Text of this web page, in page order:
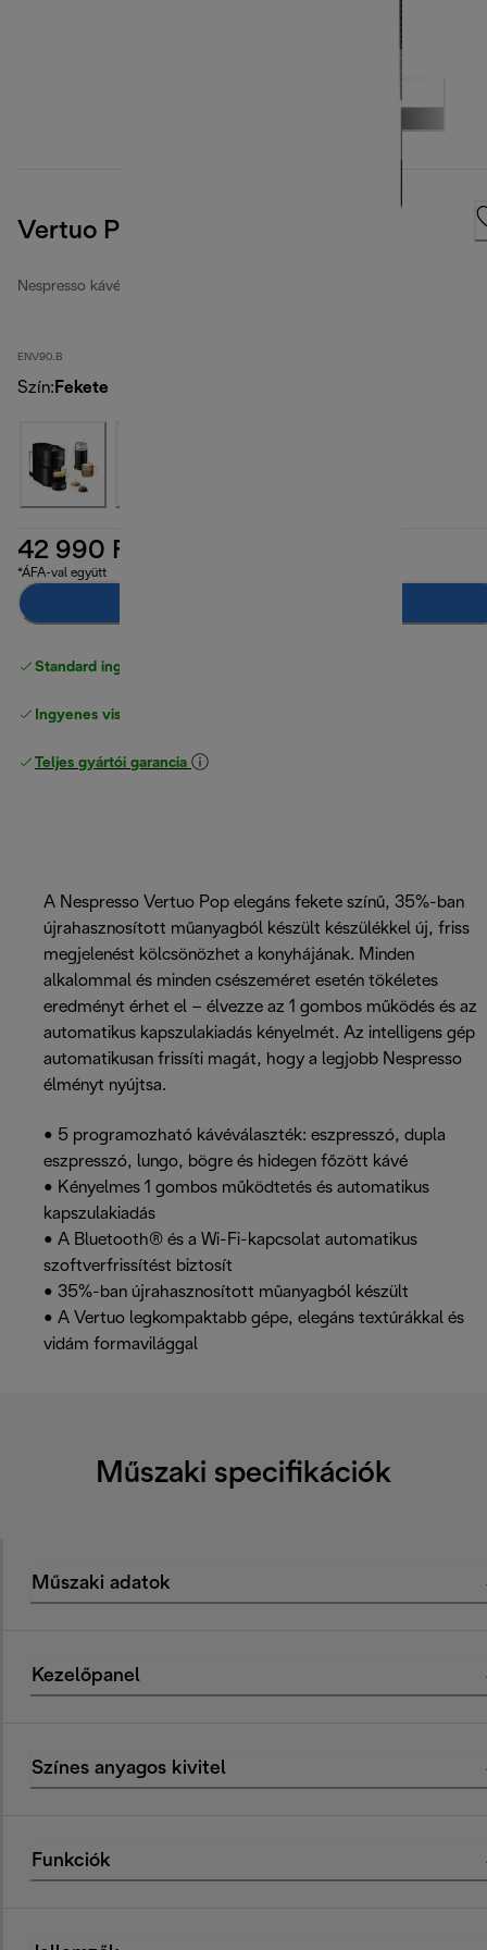
Vertuo Pop, Black
Nespresso kávéfőzők
ENV90.B
Szín: Fekete
42 990 Ft
*ÁFA-val együtt
Standard ingyenes kiszállítás
Ingyenes visszaküldés
Teljes gyártói garancia
A Nespresso Vertuo Pop elegáns fekete színű, 35%-ban
újrahasznosított műanyagból készült készülékkel új, friss
megjelenést kölcsönözhet a konyhájának. Minden
alkalommal és minden csészeméret esetén tökéletes
eredményt érhet el – élvezze az 1 gombos működés és az
automatikus kapszulakiadás kényelmét. Az intelligens gép
automatikusan frissíti magát, hogy a legjobb Nespresso
élményt nyújtsa.
• 5 programozható kávéválaszték: eszpresszó, dupla
eszpresszó, lungo, bögre és hidegen főzött kávé
• Kényelmes 1 gombos működtetés és automatikus
kapszulakiadás
• A Bluetooth® és a Wi-Fi-kapcsolat automatikus
szoftverfrissítést biztosít
• 35%-ban újrahasznosított műanyagból készült
• A Vertuo legkompaktabb gépe, elegáns textúrákkal és
vidám formavilággal
Műszaki specifikációk
Műszaki adatok
Kezelőpanel
Színes anyagos kivitel
Funkciók